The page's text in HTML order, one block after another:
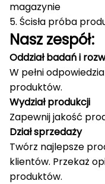
magazynie
5. Ścisła próba
Nasz zespół:
Oddział badań i
W pełni
produktów.
Wydział produkcji
Zapewnij jakość
Dział sprzedaży
Twórz najlepsze
klientów. Przekaż
produktów.